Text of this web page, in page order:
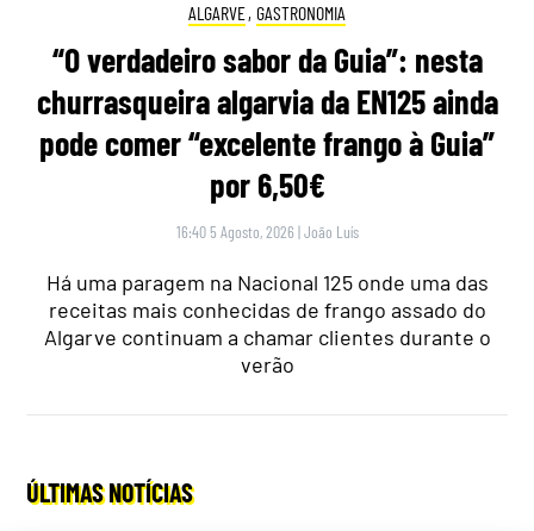
ALGARVE, GASTRONOMIA
“O verdadeiro sabor da Guia”: nesta
churrasqueira algarvia da EN125 ainda
pode comer “excelente frango à Guia”
por 6,50€
16:40 5 Agosto, 2026 |João Luís
Há uma paragem na Nacional 125 onde uma das
receitas mais conhecidas de frango assado do
Algarve continuam a chamar clientes durante o
verão
ÚLTIMAS NOTÍCIAS